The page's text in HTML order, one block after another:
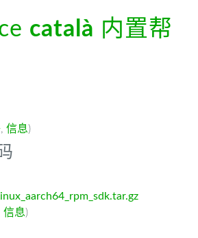
català 内置帮
, 信息)
信息)